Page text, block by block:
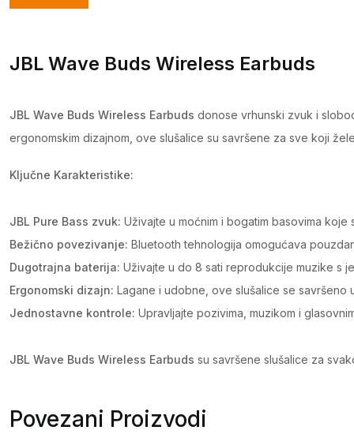
JBL Wave Buds Wireless Earbuds
JBL Wave Buds Wireless Earbuds donose vrhunski zvuk i
ergonomskim dizajnom, ove slušalice su savršene za sve koji
Ključne Karakteristike:
JBL Pure Bass zvuk: Uživajte u moćnim i bogatim basovima
Bežično povezivanje: Bluetooth tehnologija omogućava
Dugotrajna baterija: Uživajte u do 8 sati reprodukcije muzike s
Ergonomski dizajn: Lagane i udobne, ove slušalice se
Jednostavne kontrole: Upravljajte pozivima, muzikom i
JBL Wave Buds Wireless Earbuds su savršene slušalice za
Povezani Proizvodi